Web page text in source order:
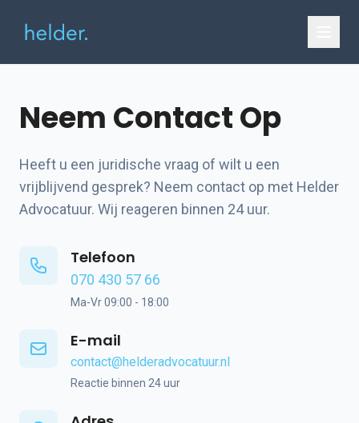
Neem Contact Op
Heeft u een juridische vraag of wilt u een
vrijblijvend gesprek? Neem contact op met Helder
Advocatuur. Wij reageren binnen 24 uur.
Telefoon
070 430 57 66
Ma-Vr 09:00 - 18:00
E-mail
contact@helderadvocatuur.nl
Reactie binnen 24 uur